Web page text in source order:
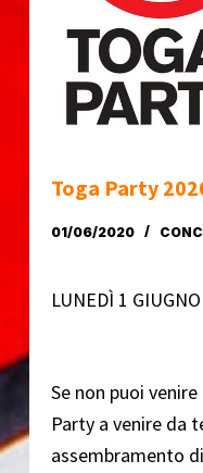
Toga Party
01/06/2020
LUNEDÌ 1
Se non puoi
Party a venire da
assembramento